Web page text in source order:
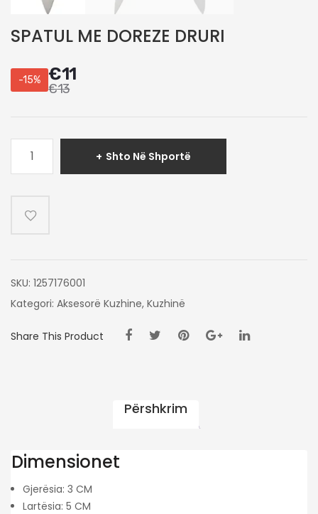
SPATUL ME DOREZE DRURI
-15% €11
€13
SPATUL
DRURI
Shto Në Shportë
SKU: 1257176001
Kategori: Aksesorë Kuzhine, Kuzhinë
Share This Product
Përshkrim
Dimensionet
Gjerësia: 3 CM
Lartësia: 5 CM